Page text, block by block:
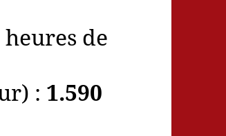
de
: 1.590